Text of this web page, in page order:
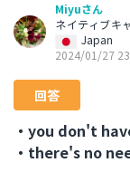
Miyuさん
ネイティブキ
Japan
2024/01/27
回答
・you don't
・there's no